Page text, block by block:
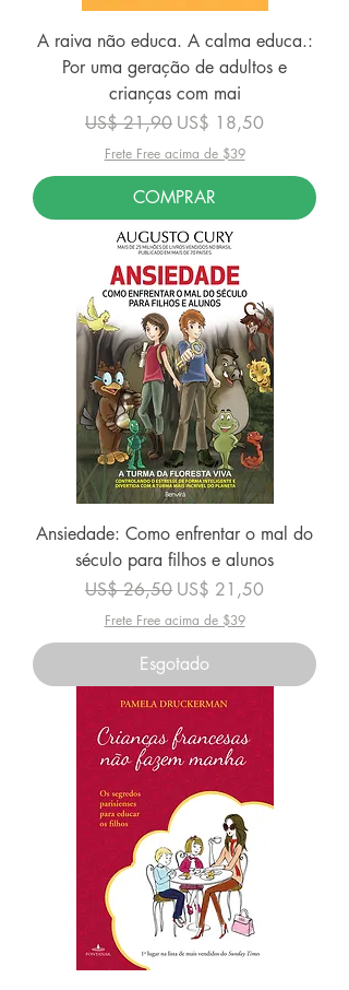
A raiva não educa. A calma educa.:
Por uma geração de adultos e
crianças com mai
Preço normal
US$ 21,90 Preço promocional
US$ 18,50
Frete Free acima de $39
COMPRAR
Ansiedade: Como enfrentar o mal do
século para filhos e alunos
Preço normal
US$ 26,50 Preço promocional
US$ 21,50
Frete Free acima de $39
Esgotado